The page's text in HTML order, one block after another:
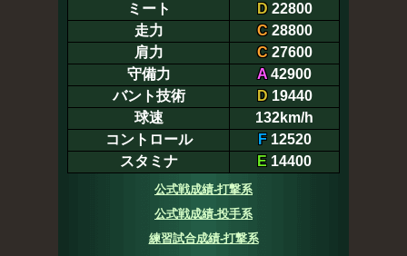
ミート
D22800
走力
C28800
肩力
C27600
守備力
A42900
バント技術
D19440
球速
132km/h
コントロール
F12520
スタミナ
E 14400
公式戦成績-打撃系
公式戦成績-投手系
練習試合成績-打撃系